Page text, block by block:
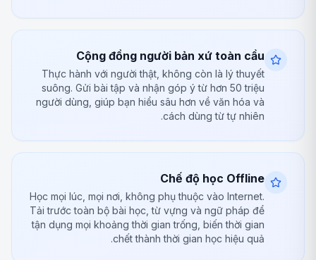
Cộng đồng người bản xứ toàn cầu
Thực hành với người thật, không còn là lý thuyết
suông. Gửi bài tập và nhận góp ý từ hơn 50 triệu
người dùng, giúp bạn hiểu sâu hơn về văn hóa và
cách dùng từ tự nhiên.
Chế độ học Offline
Học mọi lúc, mọi nơi, không phụ thuộc vào Internet.
Tải trước toàn bộ bài học, từ vựng và ngữ pháp để
tận dụng mọi khoảng thời gian trống, biến thời gian
chết thành thời gian học hiệu quả.